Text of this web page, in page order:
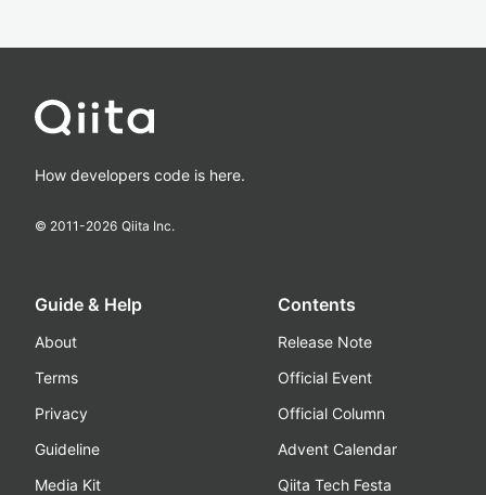
How developers code is here.
© 2011-2026 Qiita Inc.
Guide & Help
About
Terms
Privacy
Guideline
Media Kit
Contents
Release Note
Official Event
Official Column
Advent Calendar
Qiita Tech Festa